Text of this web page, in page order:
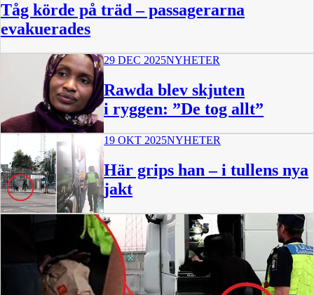
Tåg körde på träd – passagerarna
evakuerades
29 DEC 2025NYHETER
Rawda blev skjuten
i ryggen: ”De tog allt”
19 OKT 2025NYHETER
Här grips han – i tullens nya
jakt